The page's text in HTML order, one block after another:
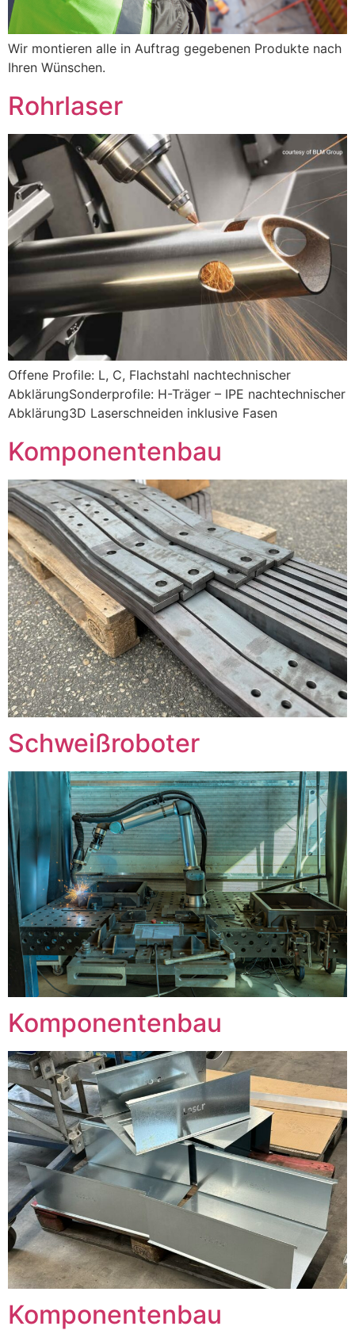
Wir montieren alle in Auftrag gegebenen Produkte nach
Ihren Wünschen.
Rohrlaser
Offene Profile: L, C, Flachstahl nachtechnischer
AbklärungSonderprofile: H-Träger – IPE nachtechnischer
Abklärung3D Laserschneiden inklusive Fasen
Komponentenbau
Schweißroboter
Komponentenbau
Komponentenbau